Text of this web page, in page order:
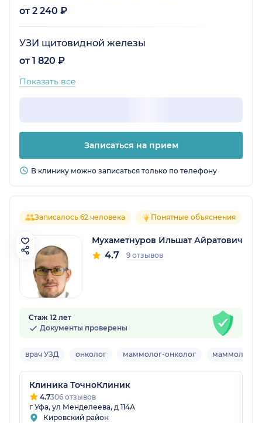
от 2 240 ₽
УЗИ щитовидной железы
от 1 820 ₽
Показать все
Записаться на прием
В клинику можно записаться только по телефону
Записалось 62 человека Понятные объяснения
Мухаметнуров Ильшат Айратович
4.7 9 отзывов
Стаж 12 лет
Документы проверены
врач УЗД онколог маммолог-онколог маммолог-
Клиника ТочноКлиник
4.7306 отзывов
г Уфа, ул Менделеева, д 114А
Кировский район